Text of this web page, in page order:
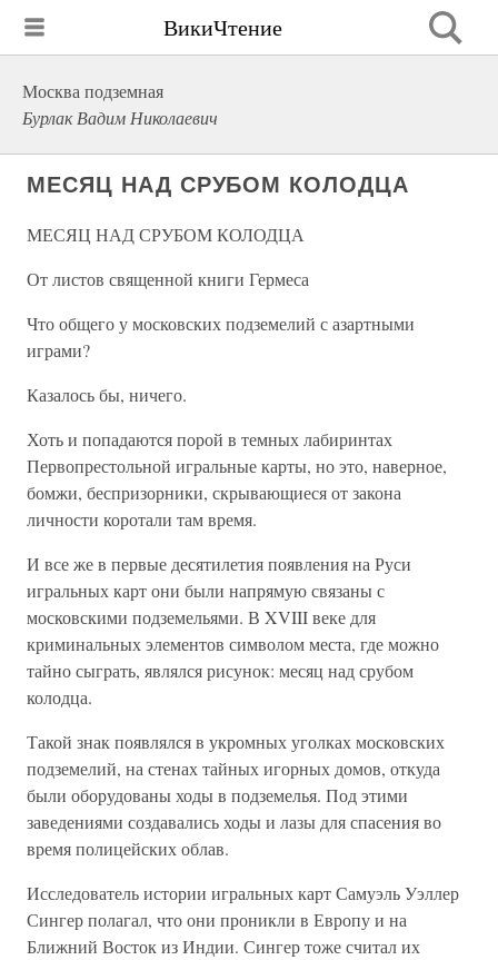
ВикиЧтение
Москва подземная
Бурлак Вадим Николаевич
МЕСЯЦ НАД СРУБОМ КОЛОДЦА
МЕСЯЦ НАД СРУБОМ КОЛОДЦА
От листов священной книги Гермеса
Что общего у московских подземелий с азартными
играми?
Казалось бы, ничего.
Хоть и попадаются порой в темных лабиринтах
Первопрестольной игральные карты, но это, наверное,
бомжи, беспризорники, скрывающиеся от закона
личности коротали там время.
И все же в первые десятилетия появления на Руси
игральных карт они были напрямую связаны с
московскими подземельями. В XVIII веке для
криминальных элементов символом места, где можно
тайно сыграть, являлся рисунок: месяц над срубом
колодца.
Такой знак появлялся в укромных уголках московских
подземелий, на стенах тайных игорных домов, откуда
были оборудованы ходы в подземелья. Под этими
заведениями создавались ходы и лазы для спасения во
время полицейских облав.
Исследователь истории игральных карт Самуэль Уэллер
Сингер полагал, что они проникли в Европу и на
Ближний Восток из Индии. Сингер тоже считал их